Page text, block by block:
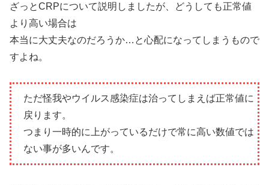
ざっとCRPについて説明しましたが、どうしても正常値
より高い場合は
本当に大丈夫なのだろうか…と心配になってしまうもので
すよね。
ただ怪我やウイルス感染症は治ってしまえば正常値に
戻ります。
つまり一時的に上がっているだけで常に高い数値では
ない事が多いんです。